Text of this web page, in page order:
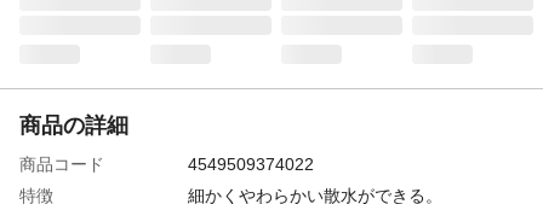
商品の詳細
商品コード
4549509374022
特徴
細かくやわらかい散水ができる。